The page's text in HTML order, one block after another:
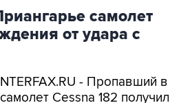
самолет
от удара с
- Пропавший в
Cessna 182 получил